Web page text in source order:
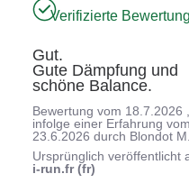
Verifizierte
Gut.
Gute Dämpfung und
schöne Balance.
Bewertung vom 18.7.2026
infolge einer Erfahrung
23.6.2026 durch Blondot
Ursprünglich veröffentlicht
i-run.fr (fr)